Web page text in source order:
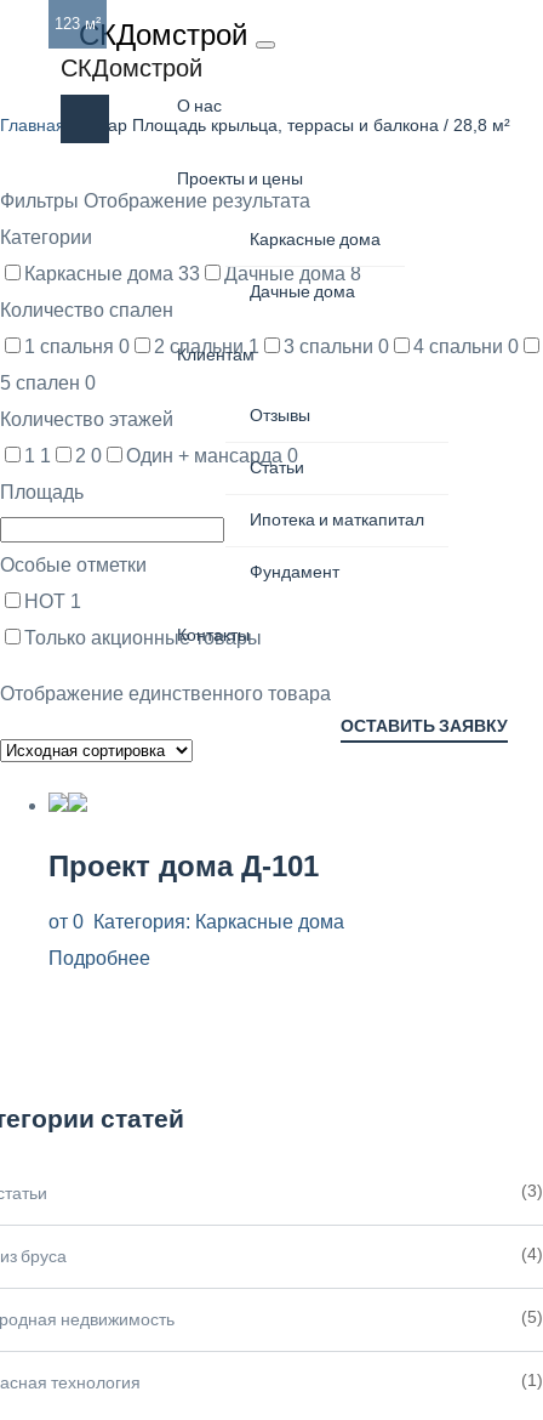
СКДомстрой
СКДомстрой
О нас
Проекты и цены
Каркасные дома
Дачные дома
Клиентам
Отзывы
Статьи
Ипотека и маткапитал
Фундамент
Контакты
ОСТАВИТЬ ЗАЯВКУ
28,8 м²
Главная / Товар Площадь крыльца, террасы и балкона / 28,8 м²
Фильтры Отображение результата
Категории
Каркасные дома 33 Дачные дома 8
Количество спален
1 спальня 0 2 спальни 1 3 спальни 0 4 спальни 0
5 спален 0
Количество этажей
1 1 2 0 Один + мансарда 0
Площадь
Особые отметки
HOT 1
Только акционные товары
Отображение единственного товара
123 м²
Проект дома Д-101
от 0 Категория: Каркасные дома
Подробнее
статей
(3)
бруса (4)
недвижимость (5)
технология (1)